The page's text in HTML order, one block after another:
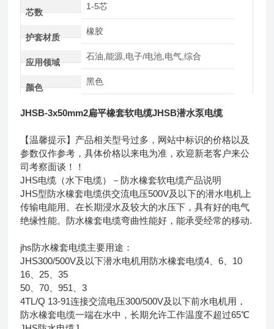
芯数
1-5芯
护套材质
橡胶
应用领域
石油,能源,电子/电池,电气,综合
颜色
黑色
JHSB-3x50mm2扁平橡套软电缆JHSB潜水泵电缆
【温馨提示】产品相关型号过多，网站中标识的价格以及
参数仅作参考，具体价格以来电为准，欢迎新老客户来公
司考察面谈！！
JHS电缆（水下电缆）－防水橡套软电缆产品说明
JHS型防水橡套电缆供交流电压500V及以下的潜水电机上
传输电能用。在长期浸水及较大的水压下，具有好的电气
绝缘性能。防水橡套电缆弯曲性能好，能承受经常的移动.
jhs防水橡套电缆主要用途：
JHS300/500V及以下潜水电机用防水橡套电缆4、6、10
16、25、35
50、70、951、3
4TL/Q 13-91连接交流电压300/500V及以下前水电机用，
防水橡套电缆一端在水中，长期允许工作温度不超过65℃